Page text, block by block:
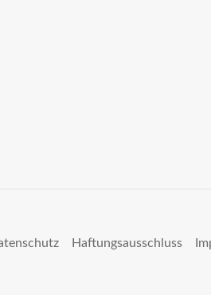
Haftungsausschluss